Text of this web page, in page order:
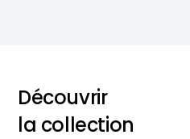
Découvrir
la collection